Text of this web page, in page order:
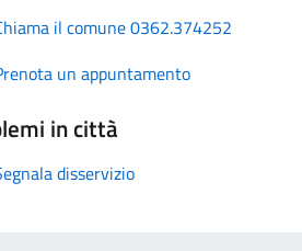
il comune 0362.374252
un appuntamento
in città
disservizio